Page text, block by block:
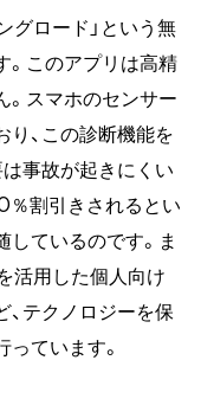
グロード」という無
。このアプリは高精
。スマホのセンサー
、この診断機能を
事故が起きにくい
％割引きされるとい
しているのです。ま
活用した個人向け
テクノロジーを保
ています。